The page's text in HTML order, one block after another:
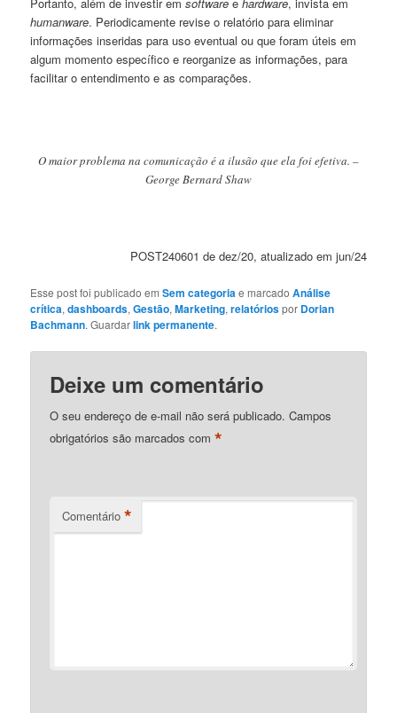
humanware. Periodicamente revise o relatório para eliminar
informações inseridas para uso eventual ou que foram úteis em
algum momento específico e reorganize as informações, para
facilitar o entendimento e as comparações.
O maior problema na comunicação é a ilusão que ela foi efetiva. –
George Bernard Shaw
POST240601 de dez/20, atualizado em jun/24
Esse post foi publicado emSem categoria e marcadoAnálise
crítica,dashboards,Gestão,Marketing,relatóriospor Dorian
Bachmann. Guardarlink permanente.
Deixe um comentário
O seu endereço de e-mail não será publicado. Campos
obrigatórios são marcados com*
Comentário *